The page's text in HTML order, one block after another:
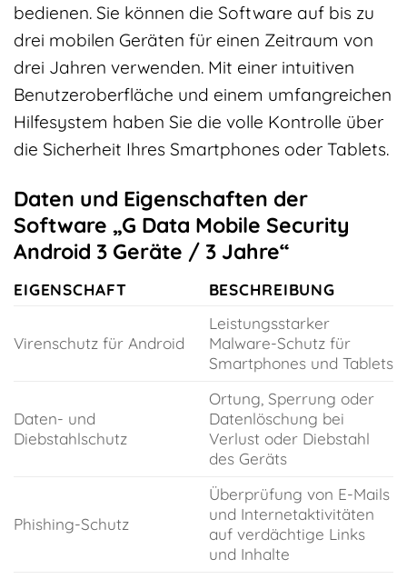
bedienen. Sie können die Software auf bis zu
drei mobilen Geräten für einen Zeitraum von
drei Jahren verwenden. Mit einer intuitiven
Benutzeroberfläche und einem umfangreichen
Hilfesystem haben Sie die volle Kontrolle über
die Sicherheit Ihres Smartphones oder Tablets.
Daten und Eigenschaften der
Software „G Data Mobile Security
Android 3 Geräte / 3 Jahre“
EIGENSCHAFT BESCHREIBUNG
Virenschutz für Android
Leistungsstarker
Malware-Schutz für
Smartphones und Tablets
Daten- und
Diebstahlschutz
Ortung, Sperrung oder
Datenlöschung bei
Verlust oder Diebstahl
des Geräts
Phishing-Schutz
Überprüfung von E-Mails
und Internetaktivitäten
auf verdächtige Links
und Inhalte